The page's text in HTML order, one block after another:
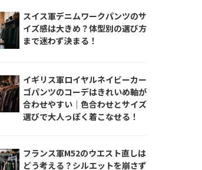
スイス軍デニムワークパンツのサ
イズ感は大きめ？体型別の選び方
まで迷わず決まる！
イギリス軍ロイヤルネイビーカー
ゴパンツのコーデはきれいめ軸が
合わせやすい｜色合わせとサイズ
選びで大人っぽく着こなせる！
フランス軍M52のウエスト直しは
どう考える？シルエットを崩さず